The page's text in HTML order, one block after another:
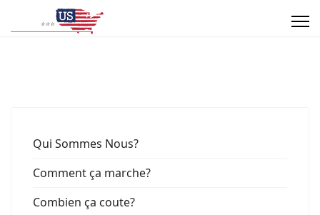
Qui Sommes Nous?
Comment ça marche?
Combien ça coute?